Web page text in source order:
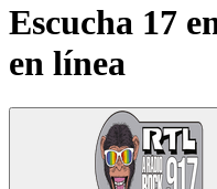
Escucha 17
en línea